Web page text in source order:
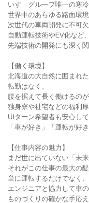
いすゞグループ唯一の寒
世界中のあらゆる路面環
次世代の車両開発に不可
自動運転技術やEV化など、
先端技術の開発にも深く関
【働く環境】
北海道の大自然に囲まれ
転勤はなく、
腰を据えて長く働けるのが
独身寮や社宅などの福利
UIターン希望者も安心し
「車が好き」「運転が好
【仕事内容の魅力】
まだ世に出ていない「未
それがこの仕事の最大の醍
単に運転するだけでなく、
エンジニアと協力して車
ものづくりの確かな手応